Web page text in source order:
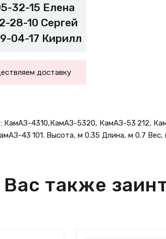
32-15 Елена
28-10 Сергей
04-17 Кирилл
доставку
КамАЗ-4310,КамАЗ-5320, КамАЗ-53 212,
43 101. Высота, м 0.35 Длина, м 0.7 Вес,
Вас также